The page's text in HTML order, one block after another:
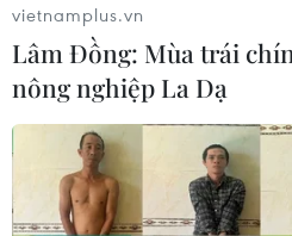
vietnamplus.vn
Lâm Đồng: Mùa trái
nông nghiệp La Dạ